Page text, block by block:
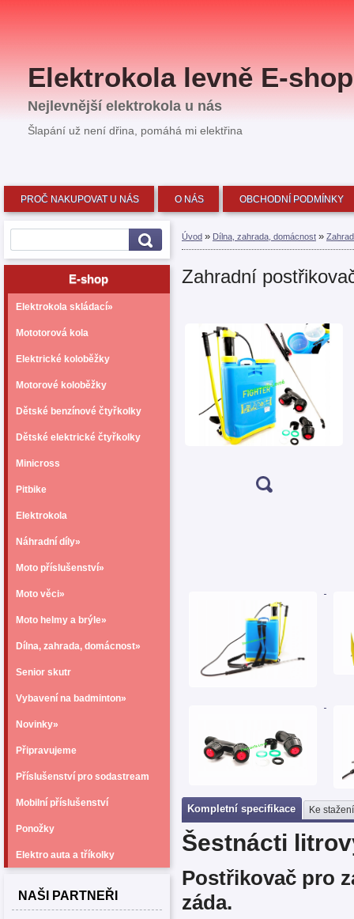
Elektrokola levně E-
Nejlevnější elektrokola u nás
Šlapání už není dřina, pomáhá mi elektřina
PROČ NAKUPOVAT U NÁS O NÁS OBCHODNÍ PODMÍNKY
E-shop
Elektrokola skládací»
Mototorová kola
Elektrické koloběžky
Motorové koloběžky
Dětské benzínové čtyřkolky
Dětské elektrické čtyřkolky
Minicross
Pitbike
Elektrokola
Náhradní díly»
Moto příslušenství»
Moto věci»
Moto helmy a brýle»
Dílna, zahrada, domácnost»
Senior skutr
Vybavení na badminton»
Novinky»
Připravujeme
Příslušenství pro sodastream
Mobilní příslušenství
Ponožky
Elektro auta a tříkolky
NAŠI PARTNEŘI
Úvod » Dílna, zahrada, domácnost »
Zahradní
Kompletní specifikace Ke stažení
Šestnácti
Postřikovač pro
záda.